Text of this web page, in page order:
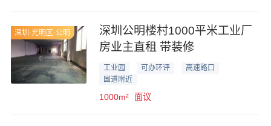
深圳-光明区-公明
深圳公明楼村1000平米工业厂
房业主直租 带装修
工业园 可办环评
高速路口
国道附近
1000m² 面议